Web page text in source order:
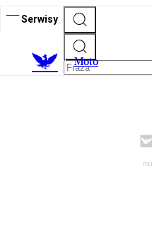
Serwisy
Moto